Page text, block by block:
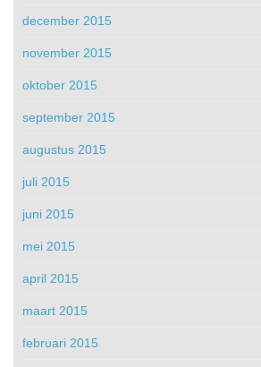
december 2015
november 2015
oktober 2015
september 2015
augustus 2015
juli 2015
juni 2015
mei 2015
april 2015
maart 2015
februari 2015